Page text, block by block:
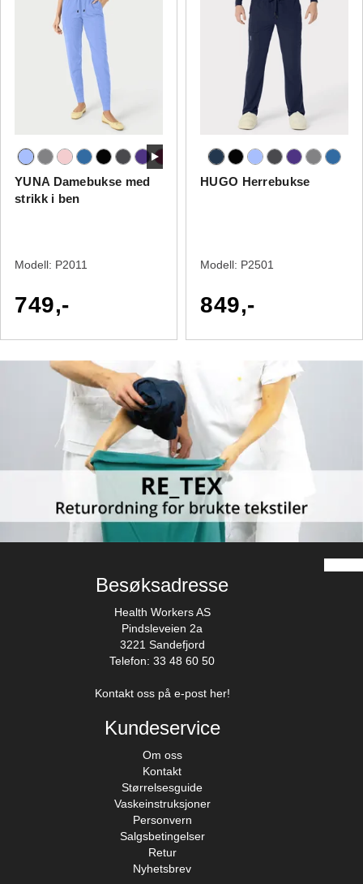
YUNA Damebukse med
strikk i ben
Modell: P2011
749,-
HUGO Herrebukse
Modell: P2501
849,-
Besøksadresse
Health Workers AS
Pindsleveien 2a
3221 Sandefjord
Telefon: 33 48 60 50
Kontakt oss på e-post her!
Kundeservice
Om oss
Kontakt
Størrelsesguide
Vaskeinstruksjoner
Personvern
Salgsbetingelser
Retur
Nyhetsbrev